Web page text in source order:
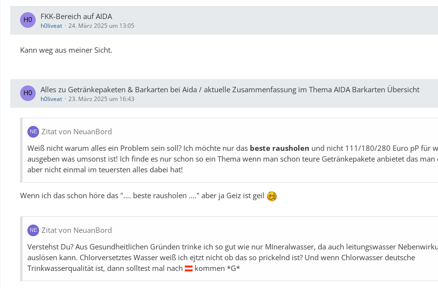
FKK-Bereich auf AIDA
h0liveat 24. März 2025 um 13:05
Kann weg aus meiner Sicht.
Alles zu Getränkepaketen & Barkarten bei Aida / aktuelle Zusammenfassung im Thema AIDA Barkarten Übersicht
h0liveat 23. März 2025 um 16:43
Zitat von NeuanBord
Weiß nicht warum alles ein Problem sein soll? Ich möchte nur das beste rausholen und nicht 111/180/280 Euro pP für
ausgeben was umsonst ist! Ich finde es nur schon so ein Thema wenn man schon teure Getränkepakete anbietet das man
aber nicht einmal im teuersten alles dabei hat!
Wenn ich das schon höre das ".... beste rausholen ...." aber ja Geiz ist geil
Zitat von NeuanBord
Verstehst Du? Aus Gesundheitlichen Gründen trinke ich so gut wie nur MIneralwasser, da auch leitungswasser
auslösen kann. Chlorversetztes Wasser weiß ich ejtzt nicht ob das so prickelnd ist? Und wenn Chlorwasser deutsche
Trinkwasserqualität ist, dann solltest mal nach
kommen *G*